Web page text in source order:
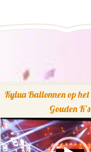
Kylua Ballonnen op
Gouden K’s
Videospeler